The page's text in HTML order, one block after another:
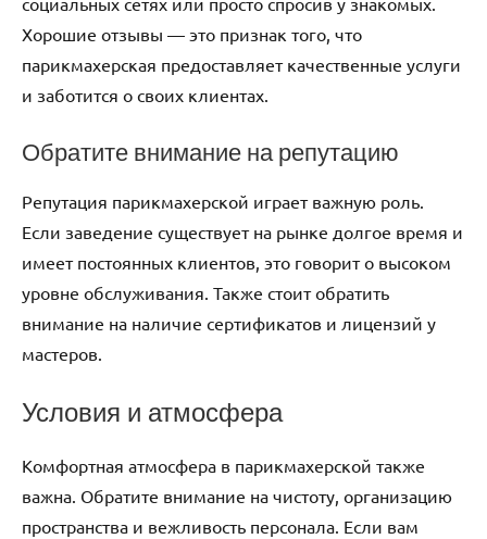
Хорошие отзывы — это признак того, что
парикмахерская предоставляет качественные услуги
и заботится о своих клиентах.
Обратите внимание на репутацию
Репутация парикмахерской играет важную роль.
Если заведение существует на рынке долгое время и
имеет постоянных клиентов, это говорит о высоком
уровне обслуживания. Также стоит обратить
внимание на наличие сертификатов и лицензий у
мастеров.
Условия и атмосфера
Комфортная атмосфера в парикмахерской также
важна. Обратите внимание на чистоту, организацию
пространства и вежливость персонала. Если вам